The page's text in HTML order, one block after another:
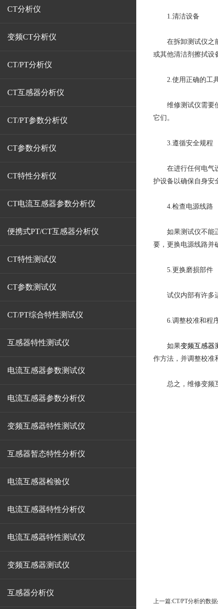
CT分析仪
变频CT分析仪
CT/PT分析仪
CT互感器分析仪
CT/PT参数分析仪
CT参数分析仪
CT特性分析仪
CT电流互感器参数分析仪
便携式PT/CT互感器分析仪
CT特性测试仪
CT参数测试仪
CT/PT综合特性测试仪
互感器特性测试仪
电流互感器参数测试仪
电流互感器参数分析仪
变频互感器特性测试仪
互感器暂态特性分析仪
电流互感器检验仪
电流互感器特性分析仪
电流互感器特性测试仪
变频互感器测试仪
互感器分析仪
1.清洁设备
在拆卸测试仪之前
或其他清洁剂擦拭设
2.使用正确的工
维修测试仪需要使
它们。
3.遵循安全规程
在进行任何电气设
护设备以确保自身安
4.检查电源线路
如果测试仪不能正
要，更换电源线路并
5.更换磨损部件
试仪内部有许多运
6.调整校准和程
如果变频互感器
作方法，并调整校准
总之，维修变频互
上一篇:CT/PT分析的数